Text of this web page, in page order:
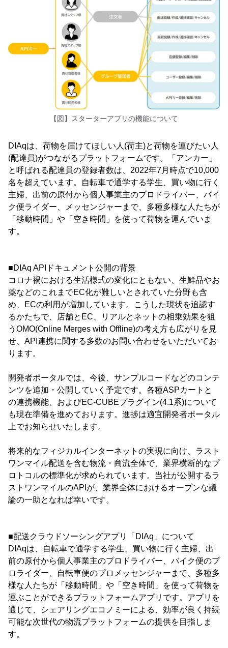
【図】スターターアプリの機能について
DIAqは、荷物を届けてほしい人(荷主)と荷物を運びたい人
(配達員)がつながるプラットフォームです。「アンカー」
と呼ばれる配達員の登録者数は、2022年7月時点で10,000
名を超えています。自転車で通学する学生、買い物に行く
主婦、出前の原付から個人事業主のプロドライバー、バイ
ク便ライダー、メッセンジャーまで、多種多様な人たちが
「移動時間」や「空き時間」を使って荷物を運んでいま
す。
■DIAq APIドキュメント公開の背景
コロナ禍における生活様式の変化にともない、生鮮品やお
薬などのこれまでEC化が難しいとされていた分野も含
め、ECの利用が増加しています。こうした現状を追認す
るかたちで、店舗とEC、リアルとネットの相乗効果を狙
うOMO(Online Merges with Offline)の考え方も広がりを見
せ、API連携に関する多数のお問い合わせをいただいてお
ります。
開発者ポータルでは、今後、サンプルコードなどのコンテ
ンツを追加・公開していく予定です。各種ASPカートと
の連携機能、およびEC-CUBEプラグイン(4.1系)について
も現在準備を進めております。進捗は適宜開発者ポータル
上でお知らせいたします。
将来的なフィジカルインターネットの実現に向け、ラスト
ワンマイル配送を含む物流・商流全体で、業界横断的なプ
ロトコルの標準化が求められています。当社が公開するラ
ストワンマイルのAPIが、業界全体におけるオープンな議
論の一助となれば幸いです。
■配送クラウドソーシングアプリ「DIAq」について
DIAqは、自転車で通学する学生、買い物に行く主婦、出
前の原付から個人事業主のプロドライバー、バイク便のプ
ロライダー、自転車便のプロメッセンジャーまで、多種多
様な人たちが「移動時間」や「空き時間」を使って荷物を
運ぶことができるプラットフォームアプリです。アプリを
通じて、シェアリングエコノミーによる、効率が良く持続
可能な次世代の物流プラットフォームの提供を目指しま
す。